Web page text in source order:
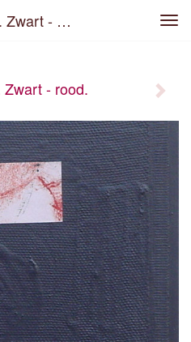
Anky Essink - Abstract 5. Zwart - Rood.
- rood.